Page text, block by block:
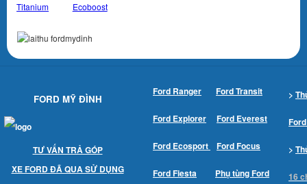
Titanium
Ecoboost
FORD MỸ ĐÌNH
TƯ VẤN TRẢ GÓP
XE FORD ĐÃ QUA SỬ DỤNG
Ford Ranger Ford Transit
Ford Explorer Ford Everest
Ford Ecosport Ford Focus
Ford Fiesta Phụ tùng Ford
>
>
16